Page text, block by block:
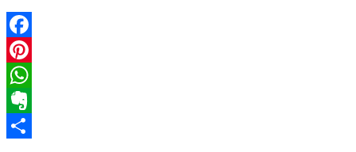
Facebook
Pinterest
WhatsApp
Evernote